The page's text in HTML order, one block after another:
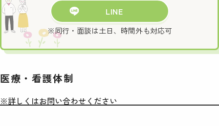
LINE
※同行・面談は土日、時間外も対応可
医療・看護体制
※詳しくはお問い合わせください